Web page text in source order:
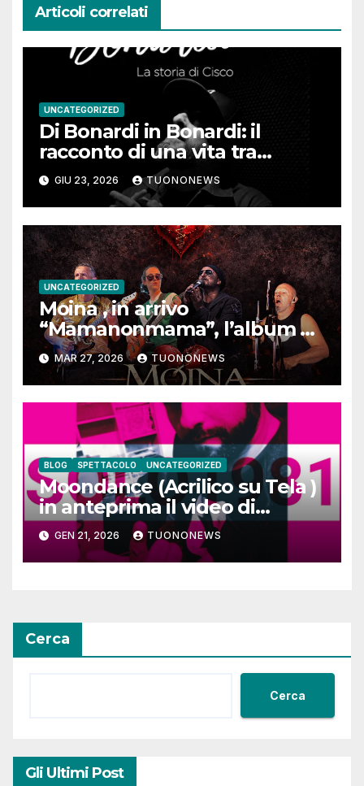
Articoli correlati
UNCATEGORIZED
Di Bonardi in Bonardi: il
racconto di una vita tra
memoria, musica e identità
GIU 23, 2026 TUONONEWS
UNCATEGORIZED
Moina , in arrivo
“Mamanonmama”, l’album di
debutto per Ghost Record
MAR 27, 2026 TUONONEWS
BLOG SPETTACOLO UNCATEGORIZED
Moondance (Acrilico su Tela )
in anteprima il video di
SOLO1981
GEN 21, 2026 TUONONEWS
Cerca
Cerca
Gli Ultimi Post